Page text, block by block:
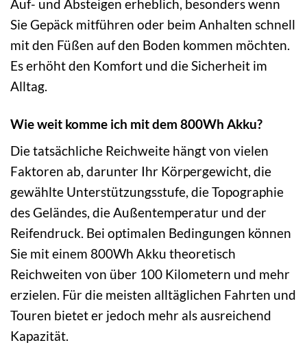
Auf- und Absteigen erheblich, besonders wenn
Sie Gepäck mitführen oder beim Anhalten schnell
mit den Füßen auf den Boden kommen möchten.
Es erhöht den Komfort und die Sicherheit im
Alltag.
Wie weit komme ich mit dem 800Wh Akku?
Die tatsächliche Reichweite hängt von vielen
Faktoren ab, darunter Ihr Körpergewicht, die
gewählte Unterstützungsstufe, die Topographie
des Geländes, die Außentemperatur und der
Reifendruck. Bei optimalen Bedingungen können
Sie mit einem 800Wh Akku theoretisch
Reichweiten von über 100 Kilometern und mehr
erzielen. Für die meisten alltäglichen Fahrten und
Touren bietet er jedoch mehr als ausreichend
Kapazität.